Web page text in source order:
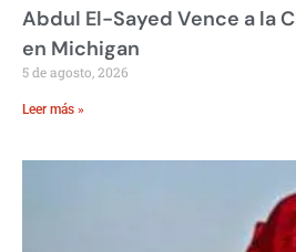
Abdul El-Sayed Vence a la
en Michigan
5 de agosto, 2026
Leer más »